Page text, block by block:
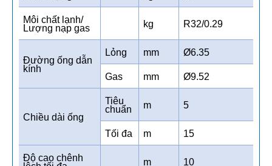
Môi chất lạnh/
Lượng nạp gas
kg R32/0.29
Đường ống dẫn
kính
Lỏng mm Ø6.35
Gas mm Ø9.52
Chiều dài ống
Tiêu
chuẩn
m 5
Tối đa m 15
Độ cao chênh
m 10